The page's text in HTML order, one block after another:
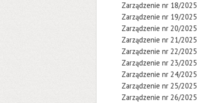
Zarządzenie nr 18/2025
Zarządzenie nr 19/2025
Zarządzenie nr 20/2025
Zarządzenie nr 21/2025
Zarządzenie nr 22/2025
Zarządzenie nr 23/2025
Zarządzenie nr 24/2025
Zarządzenie nr 25/2025
Zarządzenie nr 26/2025